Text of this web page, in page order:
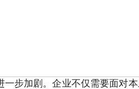
一步加剧。企业不仅需要面对